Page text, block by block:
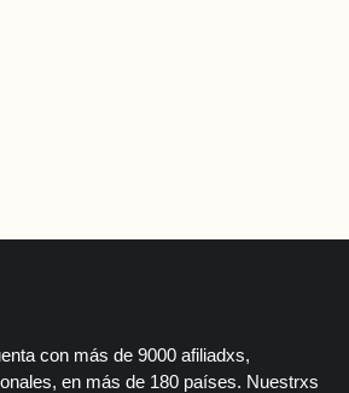
con más de 9000 afiliadxs,
en más de 180 países. Nuestrxs